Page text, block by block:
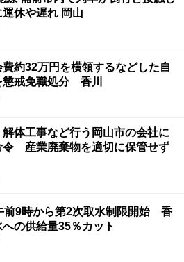
一部に運休や遅れ 岡山
費約32万円を横領するなどした自
懲戒免職処分 香川
解体工事など行う岡山市の会社に
令 産業廃棄物を適切に保管せず
前9時から第2次取水制限開始 香
への供給量35％カット